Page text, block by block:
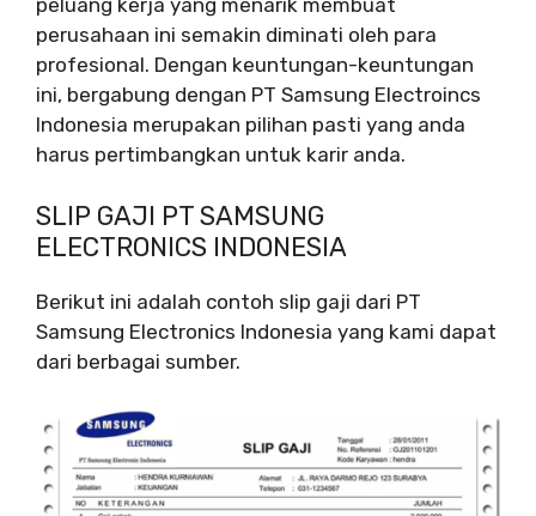
peluang kerja yang menarik membuat
perusahaan ini semakin diminati oleh para
profesional. Dengan keuntungan-keuntungan
ini, bergabung dengan PT Samsung Electroincs
Indonesia merupakan pilihan pasti yang anda
harus pertimbangkan untuk karir anda.
SLIP GAJI PT SAMSUNG
ELECTRONICS INDONESIA
Berikut ini adalah contoh slip gaji dari PT
Samsung Electronics Indonesia yang kami dapat
dari berbagai sumber.